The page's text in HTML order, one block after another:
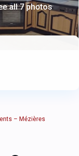
all 7 photos
– Mézières